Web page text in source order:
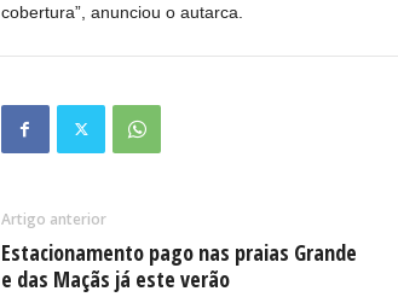
cobertura”, anunciou o autarca.
Artigo anterior
Estacionamento pago nas praias Grande
e das Maçãs já este verão